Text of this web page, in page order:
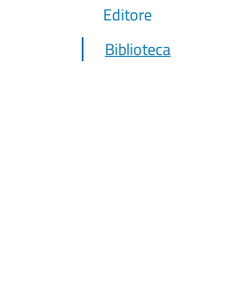
Editore
Biblioteca